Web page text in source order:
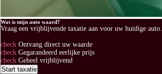
Wat is mijn auto waard?
Vraag een vrijblijvende taxatie aan voor uw huidige auto.
check Ontvang direct uw waarde
check Gegarandeerd eerlijke prijs
checkGeheel vrijblijvend
Start taxatie